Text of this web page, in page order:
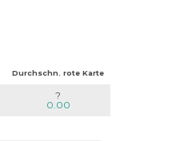
Durchschn. rote Karte
?
0.00